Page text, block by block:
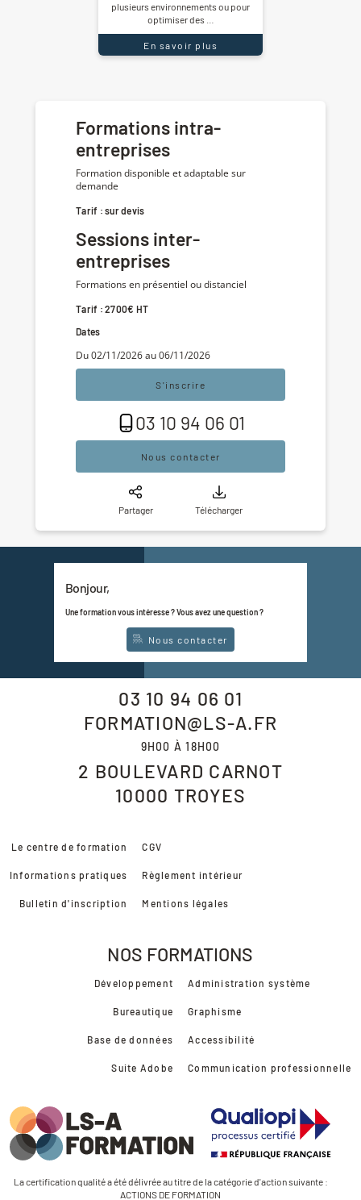
Formations intra-
entreprises
Formation disponible et adaptable sur
demande
Tarif : sur devis
Sessions inter-
entreprises
Formations en présentiel ou distanciel
Tarif : 2700€ HT
Dates
Du 02/11/2026 au 06/11/2026
S'inscrire
03 10 94 06 01
Nous contacter
Partager Télécharger
plusieurs environnements ou pour
optimiser des …
En savoir plus
Bonjour,
Une formation vous intéresse ? Vous avez une question ?
Nous contacter
La certification qualité a été délivrée au titre de la catégorie d'action suivante :
ACTIONS DE FORMATION
03 10 94 06 01
FORMATION@LS-A.FR
2 BOULEVARD CARNOT
10000 TROYES
9H00 À 18H00
Le centre de formation
Informations pratiques
Bulletin d'inscription
CGV
Règlement intérieur
Mentions légales
NOS FORMATIONS
Développement
Bureautique
Base de données
Suite Adobe
Administration système
Graphisme
Accessibilité
Communication professionnelle